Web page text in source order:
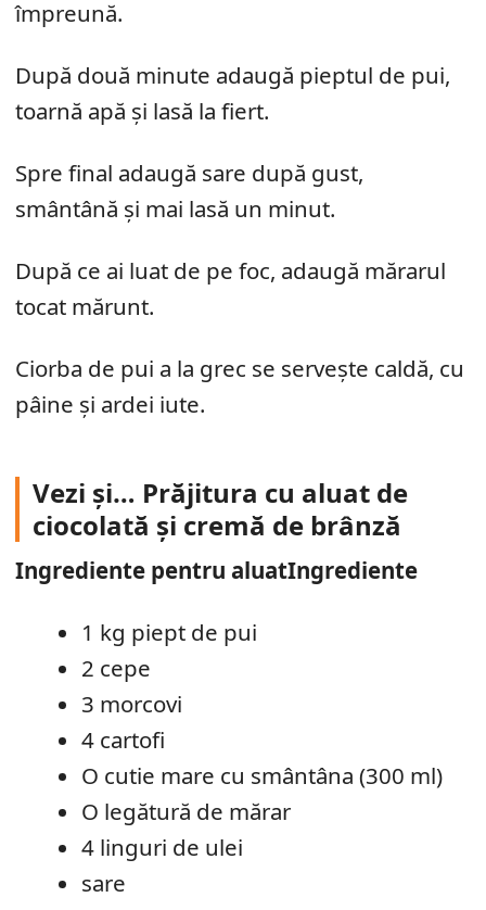
împreună.
După două minute adaugă pieptul de pui,
toarnă apă și lasă la fiert.
Spre final adaugă sare după gust,
smântână și mai lasă un minut.
După ce ai luat de pe foc, adaugă mărarul
tocat mărunt.
Ciorba de pui a la grec se servește caldă, cu
pâine și ardei iute.
Vezi și… Prăjitura cu aluat de
ciocolată și cremă de brânză
Ingrediente pentru aluatIngrediente
1 kg piept de pui
2 cepe
3 morcovi
4 cartofi
O cutie mare cu smântâna (300 ml)
O legătură de mărar
4 linguri de ulei
sare